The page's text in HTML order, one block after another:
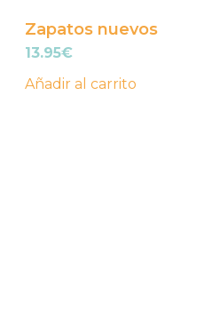
Zapatos nuevos
13.95€
Añadir al carrito